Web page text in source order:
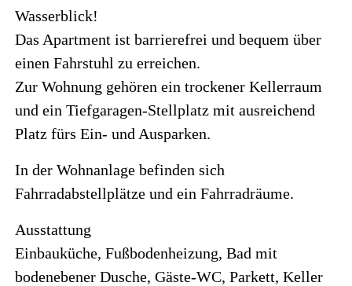
Wasserblick!
Das Apartment ist barrierefrei und bequem über
einen Fahrstuhl zu erreichen.
Zur Wohnung gehören ein trockener Kellerraum
und ein Tiefgaragen-Stellplatz mit ausreichend
Platz fürs Ein- und Ausparken.
In der Wohnanlage befinden sich
Fahrradabstellplätze und ein Fahrradräume.
Ausstattung
Einbauküche, Fußbodenheizung, Bad mit
bodenebener Dusche, Gäste-WC, Parkett, Keller